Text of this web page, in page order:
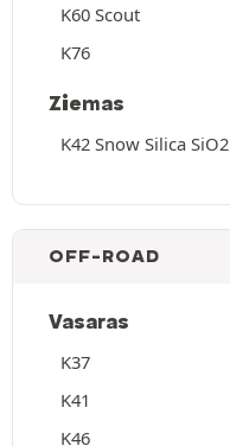
K60 Scout
K76
Ziemas
K42 Snow Silica SiO2
OFF-ROAD
Vasaras
K37
K41
K46